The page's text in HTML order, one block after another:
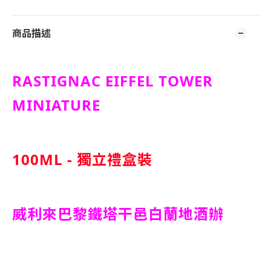
商品描述
RASTIGNAC EIFFEL TOWER
MINIATURE
100ML - 獨立禮盒裝
威利來巴黎鐵塔干邑白蘭地酒辦